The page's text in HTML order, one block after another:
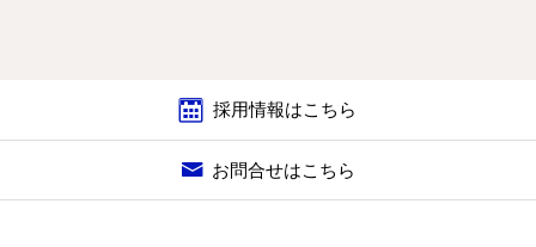
採用情報はこちら
お問合せはこちら